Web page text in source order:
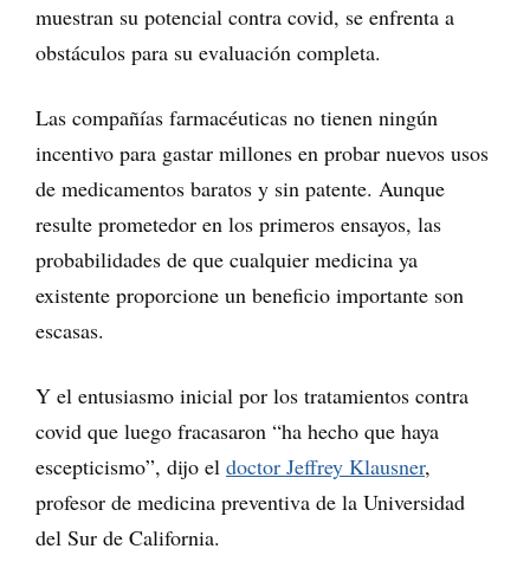
muestran su potencial contra covid, se enfrenta a
obstáculos para su evaluación completa.
Las compañías farmacéuticas no tienen ningún
incentivo para gastar millones en probar nuevos usos
de medicamentos baratos y sin patente. Aunque
resulte prometedor en los primeros ensayos, las
probabilidades de que cualquier medicina ya
existente proporcione un beneficio importante son
escasas.
Y el entusiasmo inicial por los tratamientos contra
covid que luego fracasaron “ha hecho que haya
escepticismo”, dijo el doctor Jeffrey Klausner,
profesor de medicina preventiva de la Universidad
del Sur de California.